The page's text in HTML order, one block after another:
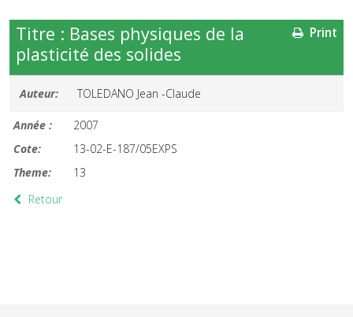
Print
Titre : Bases physiques de la
plasticité des solides
Auteur: TOLEDANO Jean -Claude
Année :
2007
Cote:
13-02-E-187/05EXPS
Theme:
13
Retour